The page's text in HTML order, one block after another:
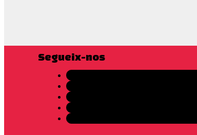
Segueix-nos